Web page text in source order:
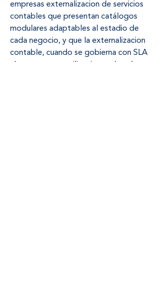
empresas externalizacion de servicios
contables que presentan catálogos
modulares adaptables al estadio de
cada negocio, y que la externalizacion
contable, cuando se gobierna con SLA